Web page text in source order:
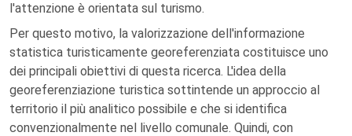
l'attenzione è orientata sul turismo.
Per questo motivo, la valorizzazione dell'informazione
statistica turisticamente georeferenziata costituisce uno
dei principali obiettivi di questa ricerca. L'idea della
georeferenziazione turistica sottintende un approccio al
territorio il più analitico possibile e che si identifica
convenzionalmente nel livello comunale. Quindi, con